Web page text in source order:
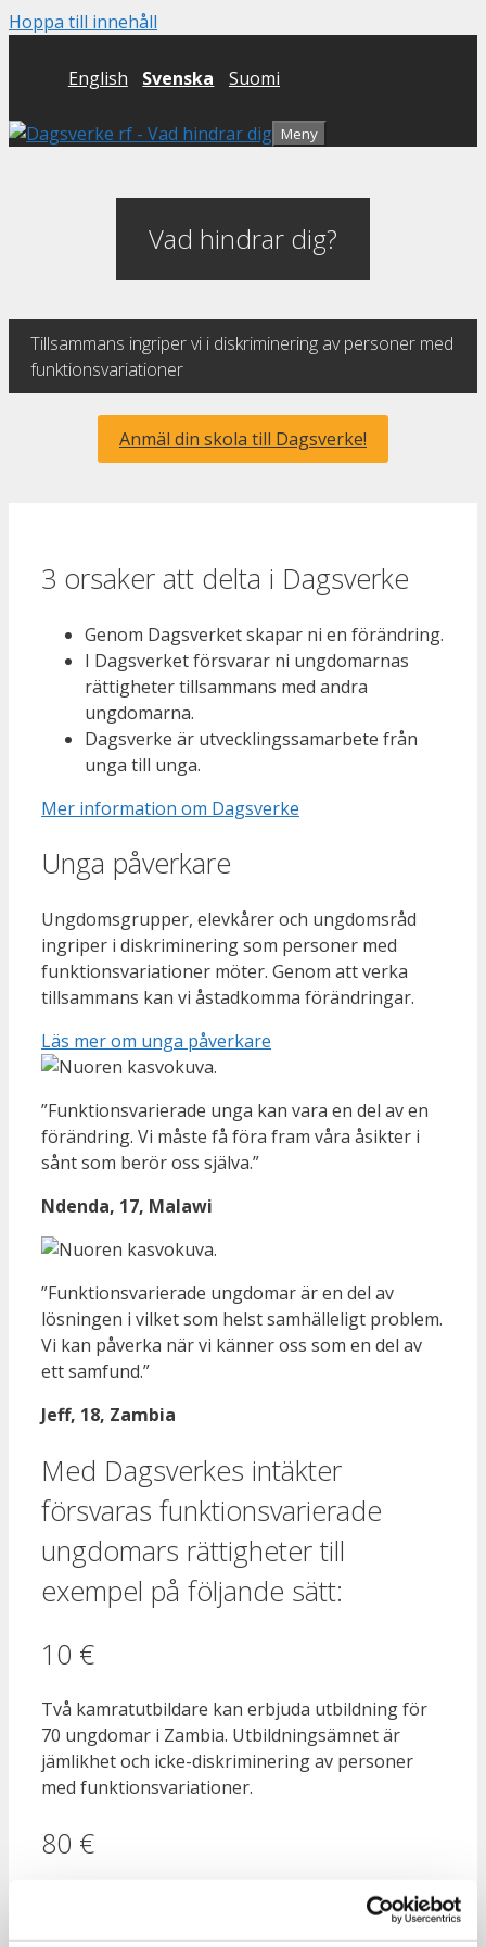
Hoppa till innehåll
English Svenska Suomi
Meny
Vad hindrar dig?
Tillsammans ingriper vi i diskriminering av personer med
funktionsvariationer
Anmäl din skola till Dagsverke!
3 orsaker att delta i Dagsverke
Genom Dagsverket skapar ni en förändring.
I Dagsverket försvarar ni ungdomarnas
rättigheter tillsammans med andra
ungdomarna.
Dagsverke är utvecklingssamarbete från
unga till unga.
Mer information om Dagsverke
Unga påverkare
Ungdomsgrupper, elevkårer och ungdomsråd
ingriper i diskriminering som personer med
funktionsvariationer möter. Genom att verka
tillsammans kan vi åstadkomma förändringar.
Läs mer om unga påverkare
”Funktionsvarierade unga kan vara en del av en
förändring. Vi måste få föra fram våra åsikter i
sånt som berör oss själva.”
Ndenda, 17, Malawi
”Funktionsvarierade ungdomar är en del av
lösningen i vilket som helst samhälleligt problem.
Vi kan påverka när vi känner oss som en del av
ett samfund.”
Jeff, 18, Zambia
Med Dagsverkes intäkter
försvaras funktionsvarierade
ungdomars rättigheter till
exempel på följande sätt:
10 €
Två kamratutbildare kan erbjuda utbildning för
70 ungdomar i Zambia. Utbildningsämnet är
jämlikhet och icke-diskriminering av personer
med funktionsvariationer.
80 €
En cykel kan skaffas för ungdomsgrupp i Malawi.
Tack vare cykelskjutser kan ungdomar med